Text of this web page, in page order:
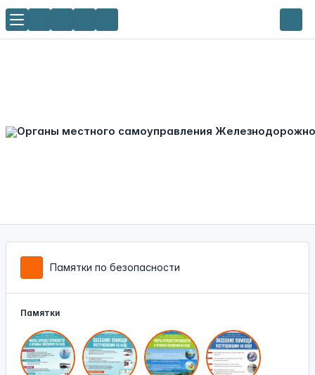
Памятки по безопасности
Памятки